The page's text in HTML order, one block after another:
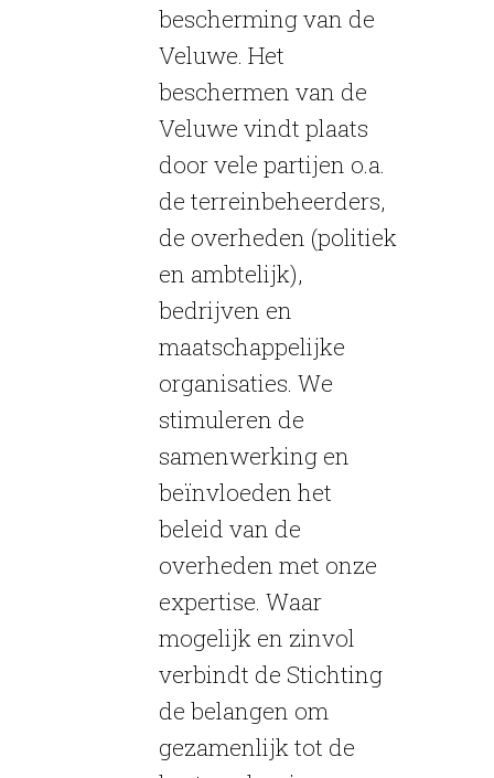
bescherming van de
Veluwe. Het
beschermen van de
Veluwe vindt plaats
door vele partijen o.a.
de terreinbeheerders,
de overheden (politiek
en ambtelijk),
bedrijven en
maatschappelijke
organisaties. We
stimuleren de
samenwerking en
beïnvloeden het
beleid van de
overheden met onze
expertise. Waar
mogelijk en zinvol
verbindt de Stichting
de belangen om
gezamenlijk tot de